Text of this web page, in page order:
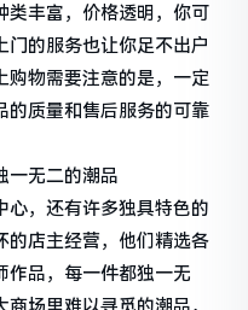
类丰富，价格透明，你可
门的服务也让你足不出户
购物需要注意的是，一定
的质量和售后服务的可靠
无二的潮品
心，还有许多独具特色的
的店主经营，他们精选各
作品，每一件都独一无